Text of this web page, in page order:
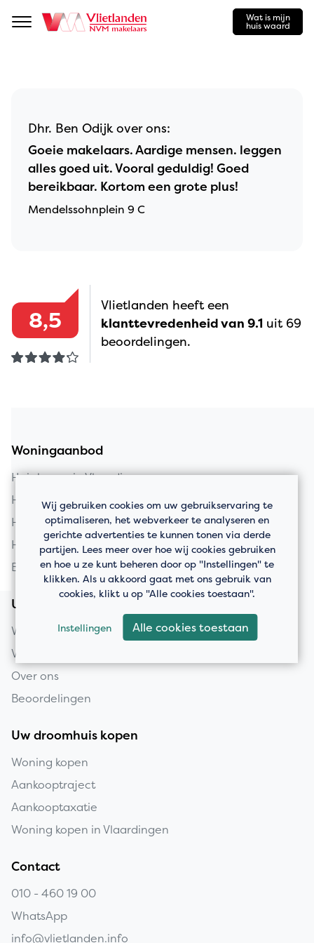
Navigation
Wat is mijn
huis waard
Dhr. Ben Odijk over ons:
Goeie makelaars. Aardige mensen. leggen
alles goed uit. Vooral geduldig! Goed
bereikbaar. Kortom een grote plus!
Mendelssohnplein 9 C
8,5
Vlietlanden heeft een
klanttevredenheid van 9.1 uit 69
beoordelingen.
Woningaanbod
Huis kopen in Vlaardingen
Huis kopen in Schiedam
Huis kopen in Rotterdam
Huis kopen in Maassluis
Bedrijfspanden
Uw huis verkopen
Woning verkopen
Verkooptaxatie
Over ons
Beoordelingen
Uw droomhuis kopen
Woning kopen
Aankooptraject
Aankooptaxatie
Woning kopen in Vlaardingen
Contact
010 - 460 19 00
WhatsApp
info@vlietlanden.info
Wij gebruiken cookies om uw gebruikservaring te
optimaliseren, het webverkeer te analyseren en
gerichte advertenties te kunnen tonen via derde
partijen. Lees meer over hoe wij cookies gebruiken
en hoe u ze kunt beheren door op "Instellingen" te
klikken. Als u akkoord gaat met ons gebruik van
cookies, klikt u op "Alle cookies toestaan".
Instellingen Alle cookies toestaan